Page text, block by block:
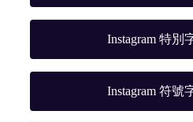
Instagram 特別
Instagram 符號